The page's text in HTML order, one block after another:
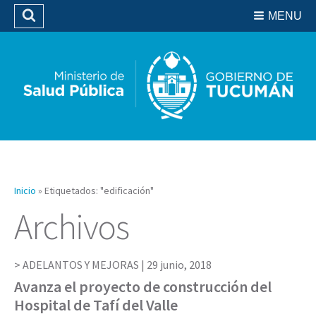
Biblioteca
MENU
Buscar
Inicio » Etiquetados: "edificación"
Archivos
ADELANTOS Y MEJORAS | 29 junio, 2018
Avanza el proyecto de construcción del
Hospital de Tafí del Valle